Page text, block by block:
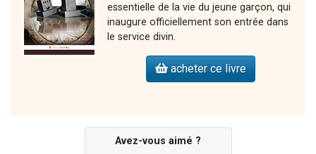
essentielle de la vie du jeune garçon, qui
inaugure officiellement son entrée dans
le service divin.
acheter ce livre
Avez-vous aimé ?